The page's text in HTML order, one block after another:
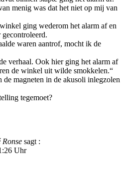
menig was dat het niet op mij van
ging wederom het alarm af en
waren aantrof, mocht ik de
verhaal. Ook hier ging het alarm af
de winkel uit wilde smokkelen.“
magneten in de akusoli inlegzolen
tegemoet?
Ronse sagt :
Uhr